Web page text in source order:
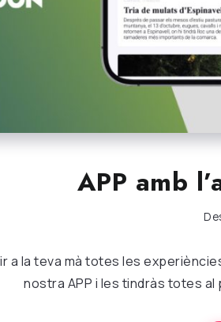
APP amb
a la teva mà totes les
nostra APP i les tindràs totes al